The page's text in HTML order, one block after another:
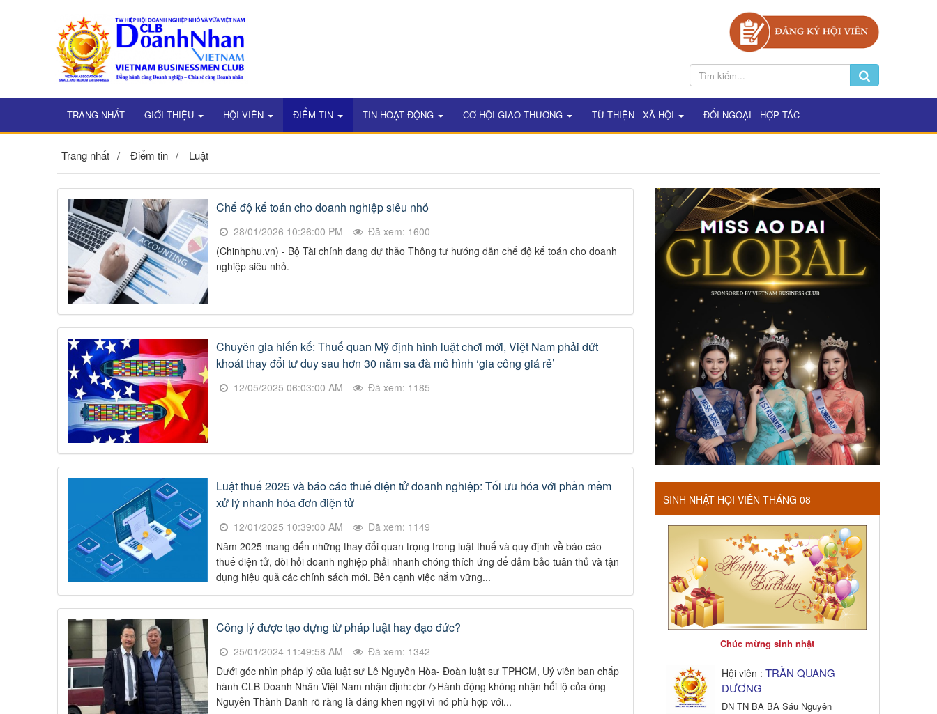
TRANG NHẤT GIỚI THIỆU HỘI VIÊN ĐIỂM TIN TIN HOẠT ĐỘNG CƠ HỘI GIAO THƯƠNG TỪ THIỆN - XÃ HỘI ĐỐI NGOẠI - HỢP TÁC
Trang nhất Điểm tin Luật
Chế độ kế toán cho doanh nghiệp siêu nhỏ
28/01/2026 10:26:00 PM
Đã xem: 1600
(Chinhphu.vn) - Bộ Tài chính đang dự thảo Thông tư hướng dẫn chế độ kế toán cho doanh
nghiệp siêu nhỏ.
Chuyên gia hiến kế: Thuế quan Mỹ định hình luật chơi mới, Việt Nam phải dứt
khoát thay đổi tư duy sau hơn 30 năm sa đà mô hình ‘gia công giá rẻ’
12/05/2025 06:03:00 AM Đã xem: 1185
Luật thuế 2025 và báo cáo thuế điện tử doanh nghiệp: Tối ưu hóa với phần mềm
xử lý nhanh hóa đơn điện tử
12/01/2025 10:39:00 AM
Đã xem: 1149
Năm 2025 mang đến những thay đổi quan trọng trong luật thuế và quy định về báo cáo
thuế điện tử, đòi hỏi doanh nghiệp phải nhanh chóng thích ứng để đảm bảo tuân thủ và tận
dụng hiệu quả các chính sách mới. Bên cạnh việc nắm vững...
Công lý được tạo dựng từ pháp luật hay đạo đức?
25/01/2024 11:49:58 AM
Đã xem: 1342
Dưới góc nhìn pháp lý của luật sư Lê Nguyên Hòa- Đoàn luật sư TPHCM, Uỷ viên ban chấp
hành CLB Doanh Nhân Việt Nam nhận định:<br />Hành động không nhận hối lộ của ông
Nguyễn Thành Danh rõ ràng là đáng khen ngợi vì nó phù hợp với...
SINH NHẬT HỘI VIÊN THÁNG 08
Chúc mừng sinh nhật
Hội viên :TRẦN QUANG
DƯƠNG
DN TN BA BA Sáu Nguyên